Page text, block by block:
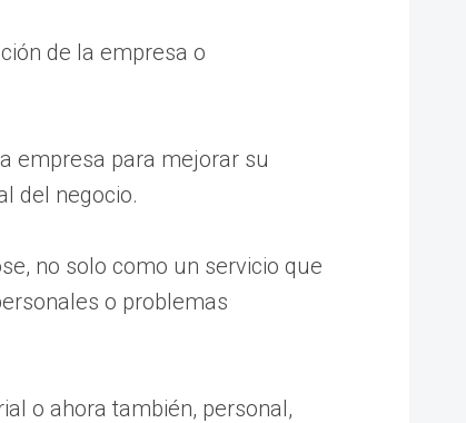
de la empresa o
empresa para mejorar su
del negocio.
no solo como un servicio que
o problemas
o ahora también, personal,